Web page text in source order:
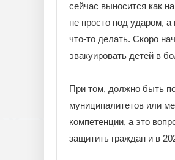
сейчас выносится как
не просто под ударом, а
что-то делать. Скоро
эвакуировать детей в
При том, должно быть
муниципалитетов или
компетенции, а это
защитить граждан и в